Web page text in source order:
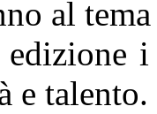
al
e talento.